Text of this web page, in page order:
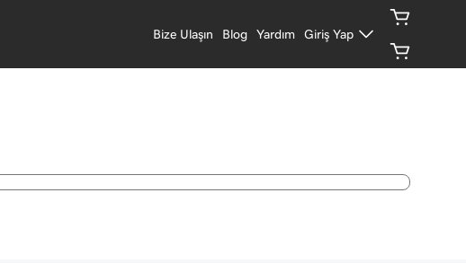
Bize Ulaşın Blog Yardım Giriş Yap